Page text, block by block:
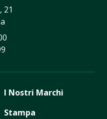
21
I Nostri Marchi
Stampa